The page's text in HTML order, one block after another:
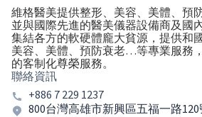
維格醫美提供整形、美容、美體、預
並與國際先進的醫美儀器設備商及國
集結各方的軟硬體龐大貧源，提供和
美容、美體、預防衰老…等專業服務
的客制化尊榮服務。
聯絡資訊
+886 7 229 1237
800台灣高雄市新興區五福一路120